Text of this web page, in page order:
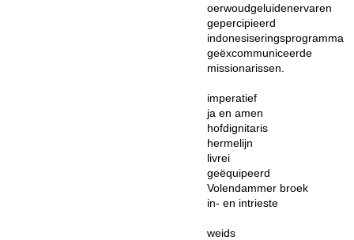
oerwoudgeluidenervaren
gepercipieerd
indonesiseringsprogramma
geëxcommuniceerde
missionarissen.
imperatief
ja en amen
hofdignitaris
hermelijn
livrei
geëquipeerd
Volendammer broek
in- en intrieste
weids